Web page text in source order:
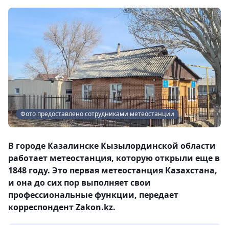
Фото предоставлено сотрудниками метеостанции
В городе Казалинске Кызылординской области
работает метеостанция, которую открыли еще в
1848 году. Это первая метеостанция Казахстана,
и она до сих пор выполняет свои
профессиональные функции, передает
корреспондент Zakon.kz.